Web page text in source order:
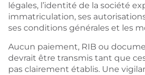
légales, l’identité de la société
immatriculation, ses
ses conditions générales et les
Aucun paiement, RIB ou
devrait être transmis tant que
pas clairement établis. Une